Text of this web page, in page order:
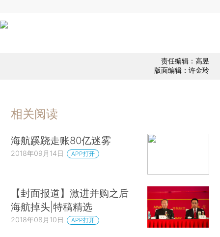
责任编辑：高昱
版面编辑：许金玲
相关阅读
海航蹊跷走账80亿迷雾
2018年09月14日 APP打开
【封面报道】激进并购之后
海航掉头|特稿精选
2018年08月10日 APP打开